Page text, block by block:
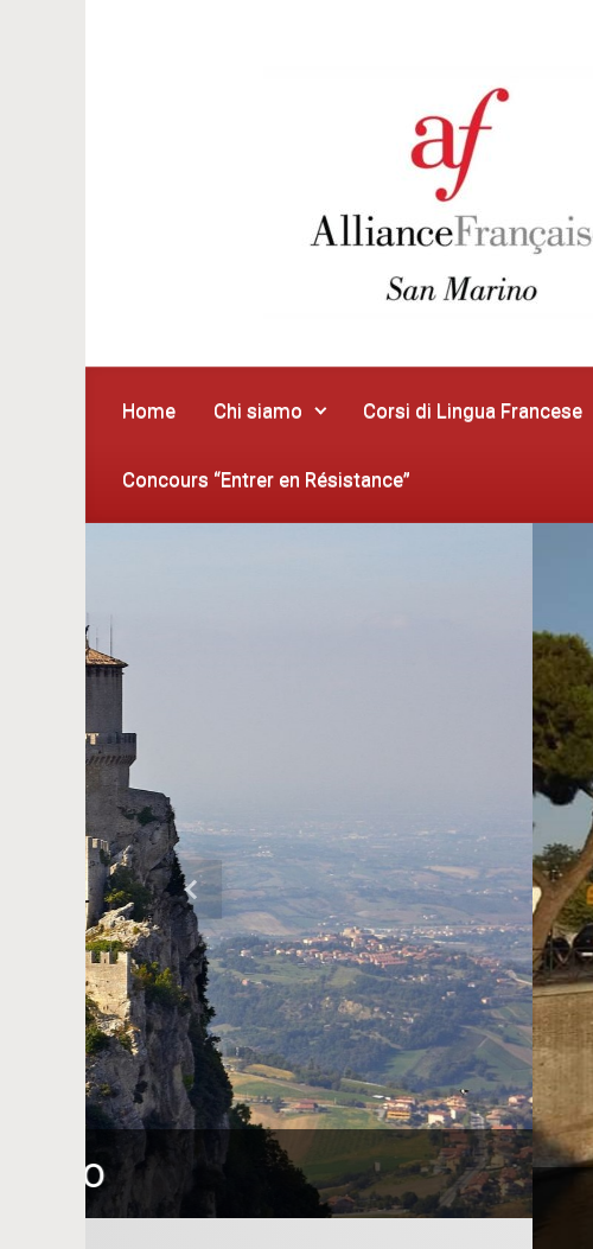
Home Chi siamo Corsi di Lingua Francese
Concours “Entrer en Résistance”
Precedente